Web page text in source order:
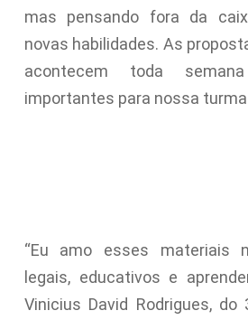
mas pensando fora da
novas habilidades. As
acontecem toda
importantes para nossa
“Eu amo esses materiais
legais, educativos e
Vinicius David Rodrigues, do